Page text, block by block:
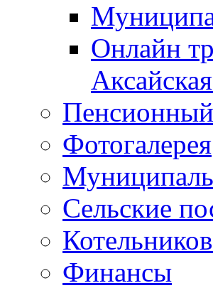
Онлайн
Фотогалерея
Сельские
Финансы